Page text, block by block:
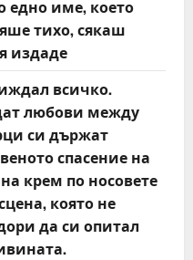
едно име, което
тихо, сякаш
издаде
всичко.
любови между
си държат
спасение на
крем по носовете
която не
да си опитал